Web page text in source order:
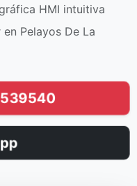
HMI intuitiva
Pelayos De La